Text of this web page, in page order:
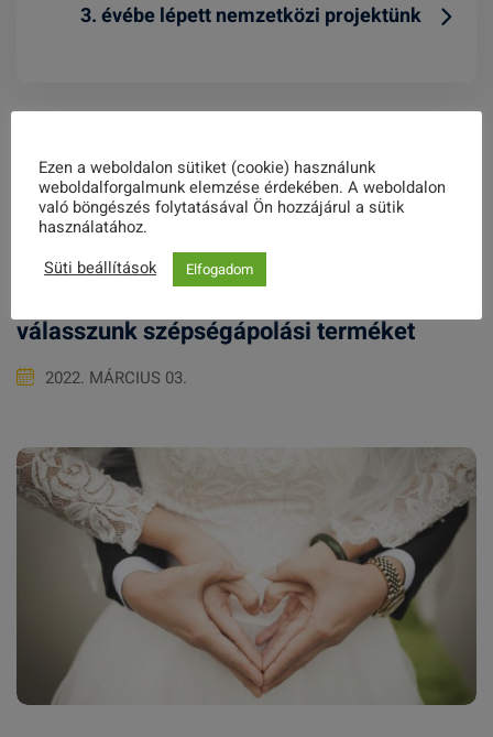
3. évébe lépett nemzetközi projektünk
Related Posts
Kozmetikumok – avagy hogyan
válasszunk szépségápolási terméket
2022. MÁRCIUS 03.
Ezen a weboldalon sütiket (cookie) használunk
weboldalforgalmunk elemzése érdekében. A weboldalon
való böngészés folytatásával Ön hozzájárul a sütik
használatához.
Süti beállítások
Elfogadom